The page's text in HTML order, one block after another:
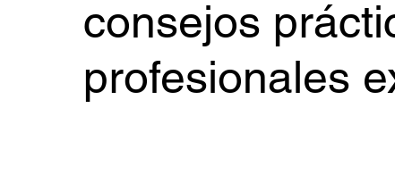
consejos
profesionales